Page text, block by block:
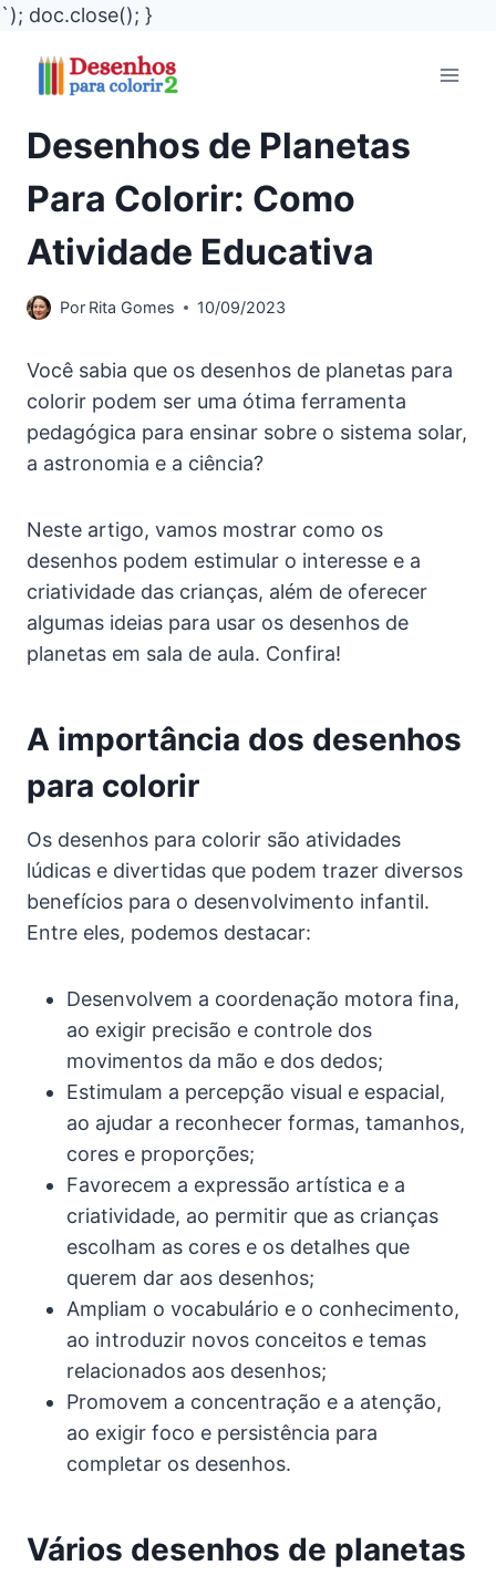
`); doc.close(); }
Conteúdo
Desenhos de Planetas
Para Colorir: Como
Atividade Educativa
Por Rita Gomes 10/09/2023
Você sabia que os desenhos de planetas para
colorir podem ser uma ótima ferramenta
pedagógica para ensinar sobre o sistema solar,
a astronomia e a ciência?
Neste artigo, vamos mostrar como os
desenhos podem estimular o interesse e a
criatividade das crianças, além de oferecer
algumas ideias para usar os desenhos de
planetas em sala de aula. Confira!
A importância dos desenhos
para colorir
Os desenhos para colorir são atividades
lúdicas e divertidas que podem trazer diversos
benefícios para o desenvolvimento infantil.
Entre eles, podemos destacar:
Desenvolvem a coordenação motora fina,
ao exigir precisão e controle dos
movimentos da mão e dos dedos;
Estimulam a percepção visual e espacial,
ao ajudar a reconhecer formas, tamanhos,
cores e proporções;
Favorecem a expressão artística e a
criatividade, ao permitir que as crianças
escolham as cores e os detalhes que
querem dar aos desenhos;
Ampliam o vocabulário e o conhecimento,
ao introduzir novos conceitos e temas
relacionados aos desenhos;
Promovem a concentração e a atenção,
ao exigir foco e persistência para
completar os desenhos.
Vários desenhos de planetas